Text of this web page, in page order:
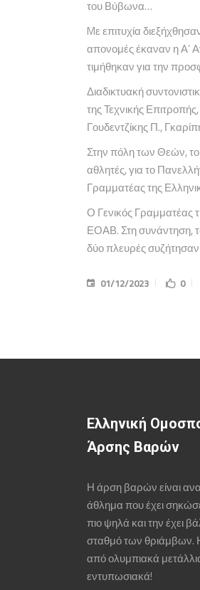
του Βύβωνα…
Mε επιτυχία
απονομές έκαναν η Α’
τιμήθηκαν για την
Διαδικτυακή
της Τεχνικής
Γουδεντζίκης Π.,
Στην πόλη των Θεών, το
αθλητές, για το
Γραμματέας της
Ο Γενικός Γραμματέας
ΕΟΑΒ. Στη συνάντηση,
δύο πλευρές
01/12/2023 0
Ελληνική
Άρσης Βαρών
Η άρση βαρών είναι
άθλημα που έχει
πιο ψηλά και την έχει
σταθμό των θριάμβων.
από ολυμπιακά
εντυπωσιακά!